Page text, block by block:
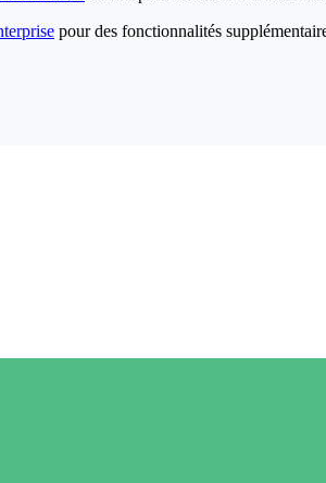
pour des fonctionnalités